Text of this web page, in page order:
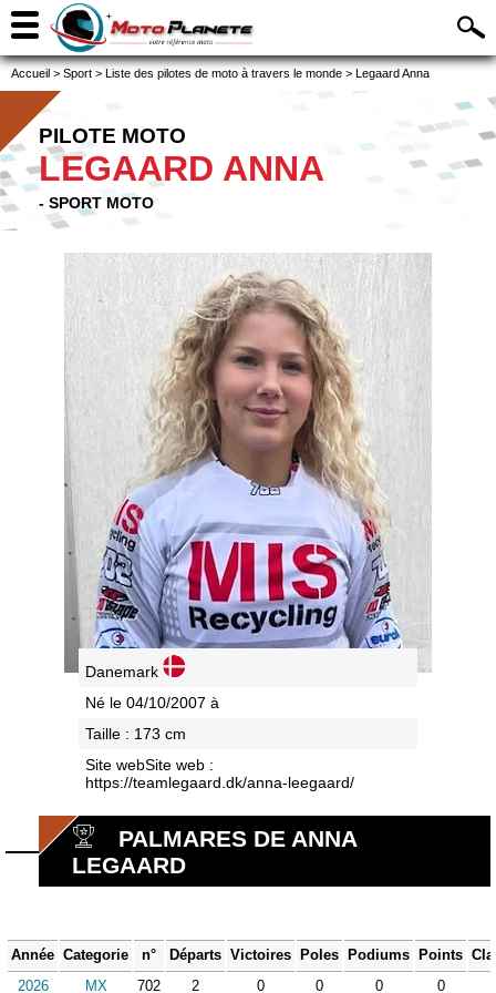
Accueil > Sport > Liste des pilotes de moto à travers le monde > Legaard Anna
PILOTE MOTO
LEGAARD ANNA
- SPORT MOTO
Danemark
Né le 04/10/2007 à
Taille : 173 cm
Site webSite web :
https://teamlegaard.dk/anna-leegaard/
PALMARES DE ANNA
LEGAARD
Année Categorie n° Départs Victoires Poles Podiums Points
2026
MX 702 2 0 0 0 0